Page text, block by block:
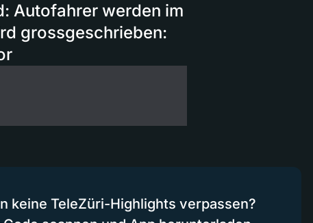
Autofahrer werden im
grossgeschrieben:
keine TeleZüri-Highlights verpassen?